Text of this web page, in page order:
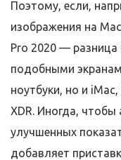
Поэтому, если,
изображения на
Pro 2020 — разница
подобными
ноутбуки, но и
XDR. Иногда, чтобы
улучшенных
добавляет